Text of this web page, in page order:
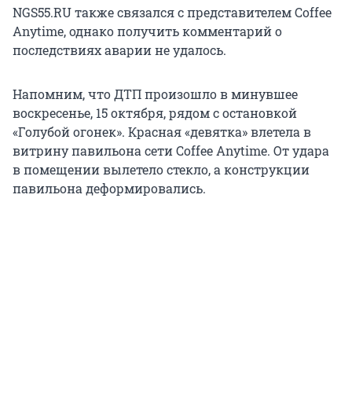
NGS55.RU также связался с представителем Coffee
Anytime, однако получить комментарий о
последствиях аварии не удалось.
Напомним, что ДТП произошло в минувшее
воскресенье, 15 октября, рядом с остановкой
«Голубой огонек». Красная «девятка» влетела в
витрину павильона сети Coffee Anytime. От удара
в помещении вылетело стекло, а конструкции
павильона деформировались.